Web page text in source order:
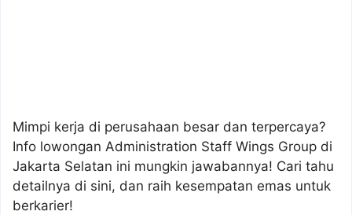
Mimpi kerja di perusahaan besar dan terpercaya?
Info lowongan Administration Staff Wings Group di
Jakarta Selatan ini mungkin jawabannya! Cari tahu
detailnya di sini, dan raih kesempatan emas untuk
berkarier!